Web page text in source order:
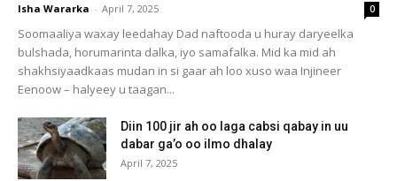
Isha Wararka - April 7, 2025 0
Soomaaliya waxay leedahay Dad naftooda u huray daryeelka
bulshada, horumarinta dalka, iyo samafalka. Mid ka mid ah
shakhsiyaadkaas mudan in si gaar ah loo xuso waa Injineer
Eenoow – halyeey u taagan...
Diin 100 jir ah oo laga cabsi qabay in uu
dabar ga’o oo ilmo dhalay
April 7, 2025